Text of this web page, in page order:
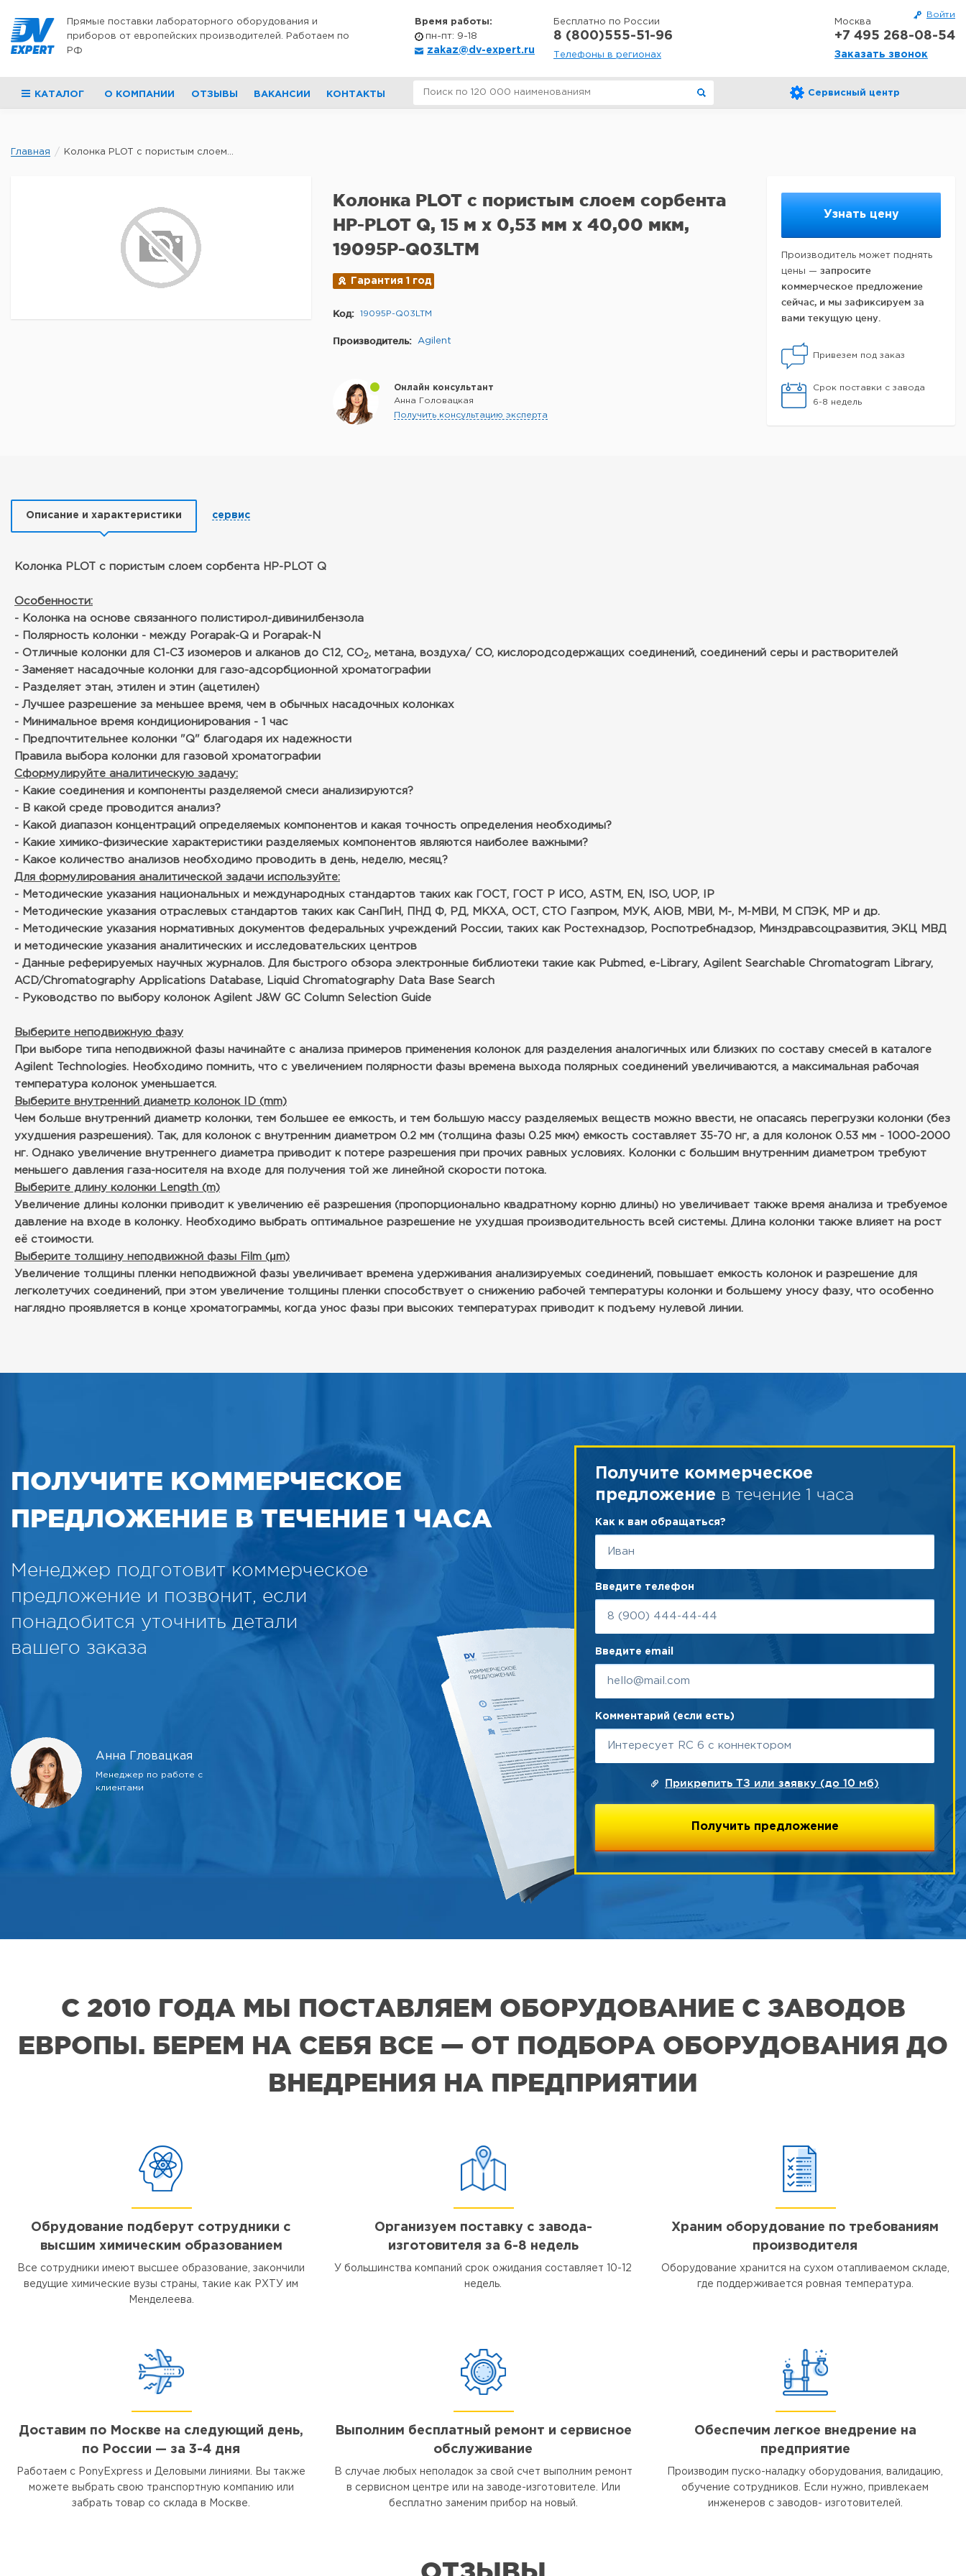
Войти
Прямые поставки лабораторного оборудования и
приборов от европейских производителей. Работаем по
РФ
Время работы:
пн-пт: 9-18
zakaz@dv-expert.ru
Бесплатно по России
8 (800)555-51-96
Телефоны в регионах
Москва
+7 495 268-08-54
Заказать звонок
КАТАЛОГ О КОМПАНИИ ОТЗЫВЫ ВАКАНСИИ КОНТАКТЫ Сервисный центр
Главная Колонка PLOT с пористым слоем...
Узнать цену
Производитель может поднять
цены — запросите
коммерческое предложение
сейчас, и мы зафиксируем за
вами текущую цену.
Привезем под заказ
Срок поставки с завода
6-8 недель
Колонка PLOT с пористым слоем сорбента
HP-PLOT Q, 15 м x 0,53 мм х 40,00 мкм,
19095P-Q03LTM
Гарантия 1 год
Код: 19095P-Q03LTM
Производитель: Agilent
Онлайн консультант
Анна Головацкая
Получить консультацию эксперта
Описание и характеристики сервис
Колонка PLOT с пористым слоем сорбента HP-PLOT Q
Особенности:
- Колонка на основе связанного полистирол-дивинилбензола
- Полярность колонки - между Porapak-Q и Porapak-N
- Отличные колонки для С1-С3 изомеров и алканов до С12, СО2, метана, воздуха/ CO, кислородсодержащих соединений, соединений серы и растворителей
- Заменяет насадочные колонки для газо-адсорбционной хроматографии
- Разделяет этан, этилен и этин (ацетилен)
- Лучшее разрешение за меньшее время, чем в обычных насадочных колонках
- Минимальное время кондиционирования - 1 час
- Предпочтительнее колонки "Q" благодаря их надежности
Правила выбора колонки для газовой хроматографии
Сформулируйте аналитическую задачу:
- Какие соединения и компоненты разделяемой смеси анализируются?
- В какой среде проводится анализ?
- Какой диапазон концентраций определяемых компонентов и какая точность определения необходимы?
- Какие химико-физические характеристики разделяемых компонентов являются наиболее важными?
- Какое количество анализов необходимо проводить в день, неделю, месяц?
Для формулирования аналитической задачи используйте:
- Методические указания национальных и международных стандартов таких как ГОСТ, ГОСТ Р ИСО, ASTM, EN, ISO, UOP, IP
- Методические указания отраслевых стандартов таких как СанПиН, ПНД Ф, РД, МКХА, ОСТ, СТО Газпром, МУК, АЮВ, МВИ, М-, М-МВИ, М СПЭК, МР и др.
- Методические указания нормативных документов федеральных учреждений России, таких как Ростехнадзор, Роспотребнадзор, Минздравсоцразвития, ЭКЦ МВД
и методические указания аналитических и исследовательских центров
- Данные реферируемых научных журналов. Для быстрого обзора электронные библиотеки такие как Pubmed, e-Library, Agilent Searchable Chromatogram Library,
ACD/Chromatography Applications Database, Liquid Chromatography Data Base Search
- Руководство по выбору колонок Agilent J&W GC Column Selection Guide
Выберите неподвижную фазу
При выборе типа неподвижной фазы начинайте с анализа примеров применения колонок для разделения аналогичных или близких по составу смесей в каталоге
Agilent Technologies. Необходимо помнить, что с увеличением полярности фазы времена выхода полярных соединений увеличиваются, а максимальная рабочая
температура колонок уменьшается.
Выберите внутренний диаметр колонок ID (mm)
Чем больше внутренний диаметр колонки, тем большее ее емкость, и тем большую массу разделяемых веществ можно ввести, не опасаясь перегрузки колонки (без
ухудшения разрешения). Так, для колонок с внутренним диаметром 0.2 мм (толщина фазы 0.25 мкм) емкость составляет 35-70 нг, а для колонок 0.53 мм - 1000-2000
нг. Однако увеличение внутреннего диаметра приводит к потере разрешения при прочих равных условиях. Колонки с большим внутренним диаметром требуют
меньшего давления газа-носителя на входе для получения той же линейной скорости потока.
Выберите длину колонки Length (m)
Увеличение длины колонки приводит к увеличению её разрешения (пропорционально квадратному корню длины) но увеличивает также время анализа и требуемое
давление на входе в колонку. Необходимо выбрать оптимальное разрешение не ухудшая производительность всей системы. Длина колонки также влияет на рост
её стоимости.
Выберите толщину неподвижной фазы Film (μm)
Увеличение толщины пленки неподвижной фазы увеличивает времена удерживания анализируемых соединений, повышает емкость колонок и разрешение для
легколетучих соединений, при этом увеличение толщины пленки способствует о снижению рабочей температуры колонки и большему уносу фазу, что особенно
наглядно проявляется в конце хроматограммы, когда унос фазы при высоких температурах приводит к подъему нулевой линии.
ПОЛУЧИТЕ КОММЕРЧЕСКОЕ
ПРЕДЛОЖЕНИЕ В ТЕЧЕНИЕ 1 ЧАСА
Менеджер подготовит коммерческое
предложение и позвонит, если
понадобится уточнить детали
вашего заказа
Анна Гловацкая
Менеджер по работе с
клиентами
Получите коммерческое
предложение в течение 1 часа
Как к вам обращаться?
Введите телефон
Введите email
Комментарий (если есть)
Прикрепить ТЗ или заявку (до 10 мб)
С 2010 ГОДА МЫ ПОСТАВЛЯЕМ ОБОРУДОВАНИЕ С ЗАВОДОВ
ЕВРОПЫ. БЕРЕМ НА СЕБЯ ВСЕ — ОТ ПОДБОРА ОБОРУДОВАНИЯ ДО
ВНЕДРЕНИЯ НА ПРЕДПРИЯТИИ
Обрудование подберут сотрудники с
высшим химическим образованием
Все сотрудники имеют высшее образование, закончили
ведущие химические вузы страны, такие как РХТУ им
Менделеева.
Организуем поставку с завода-
изготовителя за 6-8 недель
У большинства компаний срок ожидания составляет 10-12
недель.
Храним оборудование по требованиям
производителя
Оборудование хранится на сухом отапливаемом складе,
где поддерживается ровная температура.
Доставим по Москве на следующий день,
по России — за 3-4 дня
Работаем с PonyExpress и Деловыми линиями. Вы также
можете выбрать свою транспортную компанию или
забрать товар со склада в Москве.
Выполним бесплатный ремонт и сервисное
обслуживание
В случае любых неполадок за свой счет выполним ремонт
в сервисном центре или на заводе-изготовителе. Или
бесплатно заменим прибор на новый.
Обеспечим легкое внедрение на
предприятие
Производим пуско-наладку оборудования, валидацию,
обучение сотрудников. Если нужно, привлекаем
инженеров с заводов- изготовителей.